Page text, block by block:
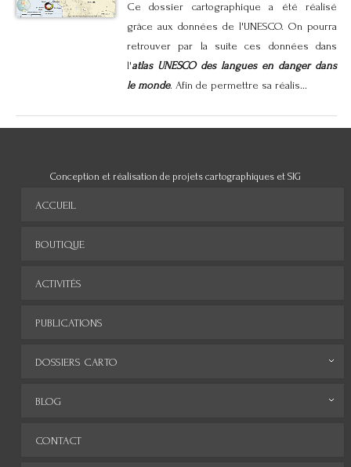
Ce dossier cartographique a été réalisé
grâce aux données de l'UNESCO. On pourra
retrouver par la suite ces données dans
l'atlas UNESCO des langues en danger dans
le monde. Afin de permettre sa réalis...
Conception et réalisation de projets cartographiques et SIG
ACCUEIL
BOUTIQUE
ACTIVITÉS
PUBLICATIONS
DOSSIERS CARTO
Monde
BLOG
Archives
CONTACT